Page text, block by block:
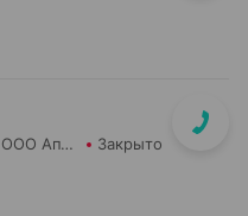
Добрыя леки Аптека групп Центр ООО Аптека №30 Закрыто